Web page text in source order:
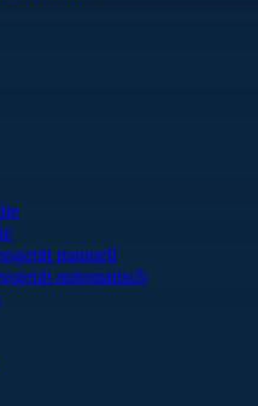
manuell
automatisch